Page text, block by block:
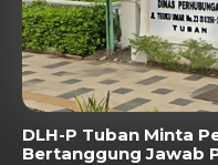
DLH-P Tuban Minta
Bertanggung Jawab